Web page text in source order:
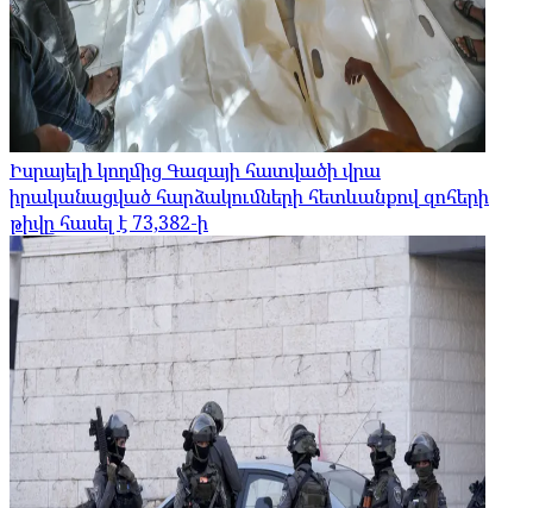
Իսրայելի կողմից Գազայի հատվածի վրա
իրականացված հարձակումների հետևանքով զոհերի
թիվը հասել է 73,382-ի